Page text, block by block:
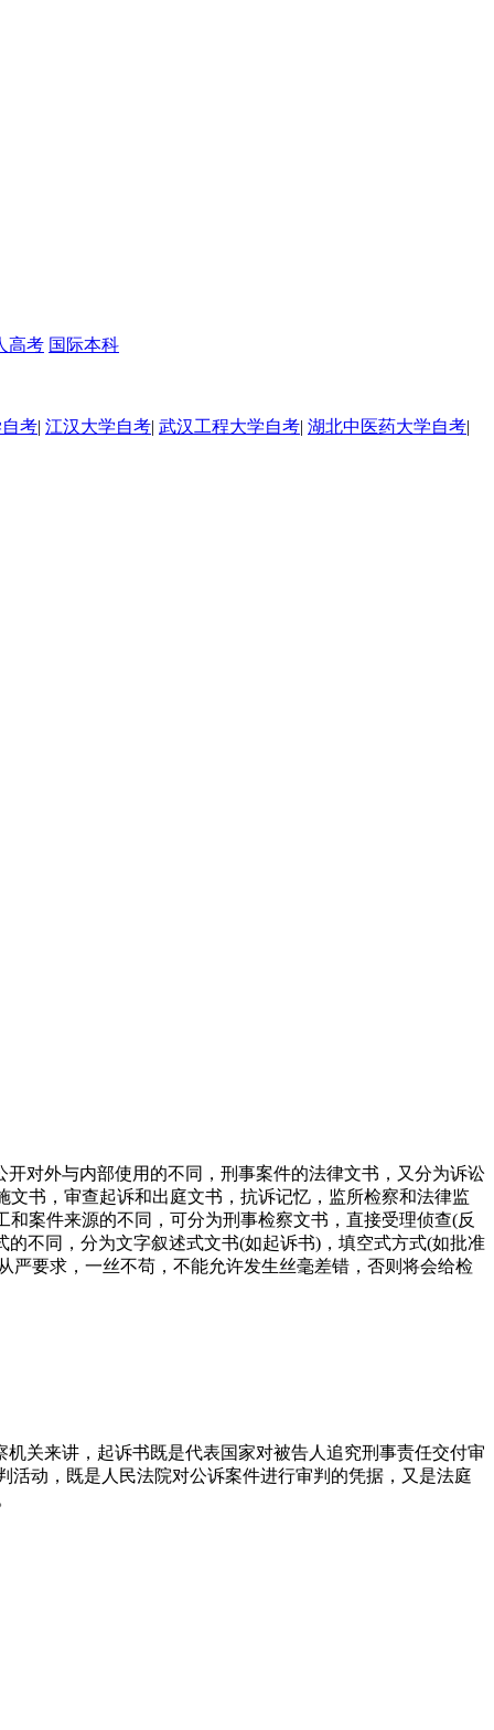
高考 国际本科
考| 江汉大学自考| 武汉工程大学自考| 湖北中医药大学自考|
对外与内部使用的不同，刑事案件的法律文书，又分为诉讼
书，审查起诉和出庭文书，抗诉记忆，监所检察和法律监
案件来源的不同，可分为刑事检察文书，直接受理侦查(反
不同，分为文字叙述式文书(如起诉书)，填空式方式(如批准
要求，一丝不苟，不能允许发生丝毫差错，否则将会给检
关来讲，起诉书既是代表国家对被告人追究刑事责任交付审
动，既是人民法院对公诉案件进行审判的凭据，又是法庭